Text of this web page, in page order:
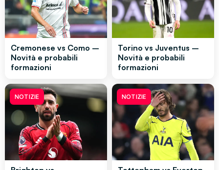
Cremonese vs Como –
Novità e probabili
formazioni
Torino vs Juventus –
Novità e probabili
formazioni
NOTIZIE NOTIZIE